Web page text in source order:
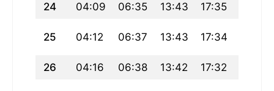
24 04:09 06:35 13:43 17:35
25 04:12 06:37 13:43 17:34
26 04:16 06:38 13:42 17:32